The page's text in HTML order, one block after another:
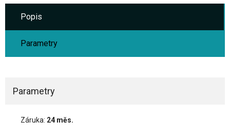
Popis
Parametry
Parametry
Záruka: 24 měs.